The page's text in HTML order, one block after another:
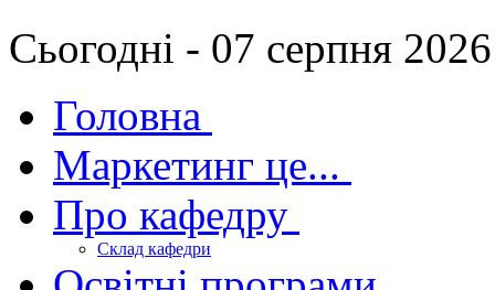
Сьогодні - 07 серпня
Головна
Маркетинг це...
Про кафедру
Склад кафедри